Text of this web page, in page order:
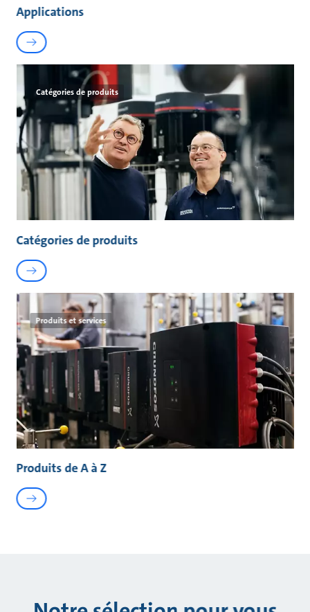
Applications
Catégories de produits
Catégories de produits
Produits et services
Produits de A à Z